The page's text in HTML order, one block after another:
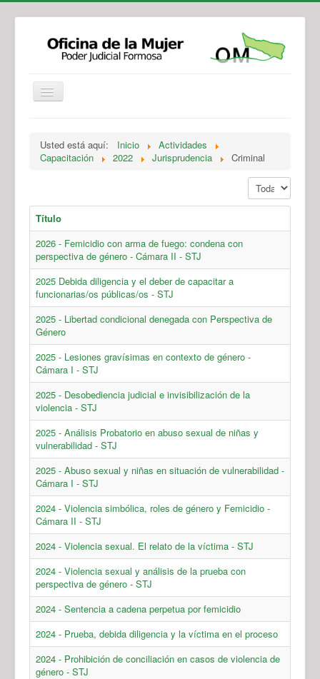
Legislación
Novedades
Usted está aquí: Inicio
Actividades
Capacitación
2022 Jurisprudencia
Criminal
Mostrar #
Título
2026 - Femicidio con arma de fuego: condena con
perspectiva de género - Cámara II - STJ
2025 Debida diligencia y el deber de capacitar a
funcionarias/os públicas/os - STJ
2025 - Libertad condicional denegada con Perspectiva de
Género
2025 - Lesiones gravísimas en contexto de género -
Cámara I - STJ
2025 - Desobediencia judicial e invisibilización de la
violencia - STJ
2025 - Análisis Probatorio en abuso sexual de niñas y
vulnerabilidad - STJ
2025 - Abuso sexual y niñas en situación de vulnerabilidad -
Cámara I - STJ
2024 - Violencia simbólica, roles de género y Femicidio -
Cámara II - STJ
2024 - Violencia sexual. El relato de la víctima - STJ
2024 - Violencia sexual y análisis de la prueba con
perspectiva de género - STJ
2024 - Sentencia a cadena perpetua por femicidio
2024 - Prueba, debida diligencia y la víctima en el proceso
2024 - Prohibición de conciliación en casos de violencia de
género - STJ